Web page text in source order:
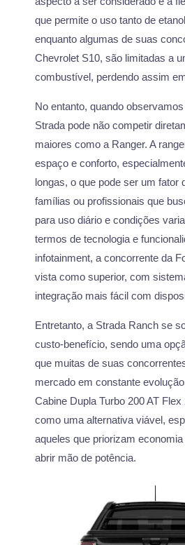
que permite o uso tanto de
enquanto algumas de suas
Chevrolet S10, são limitadas a
combustível, perdendo assim
No entanto, quando
Strada pode não competir
maiores como a Ranger. A
espaço e conforto,
longas, o que pode ser um fator
famílias ou profissionais que
para uso diário e condições
termos de tecnologia e
infotainment, a concorrente da
vista como superior, com
integração mais fácil com
Entretanto, a Strada Ranch se
custo-benefício, sendo uma
que muitas de suas
mercado em constante
Cabine Dupla Turbo 200 AT
como uma alternativa viável,
aqueles que priorizam
abrir mão de potência.